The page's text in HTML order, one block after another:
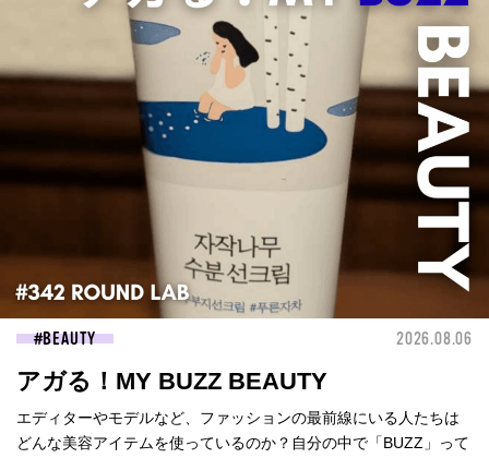
BEAUTY 2026.08.06
アガる！MY BUZZ BEAUTY
エディターやモデルなど、ファッションの最前線にいる人たちは
どんな美容アイテムを使っているのか？自分の中で「BUZZ」って